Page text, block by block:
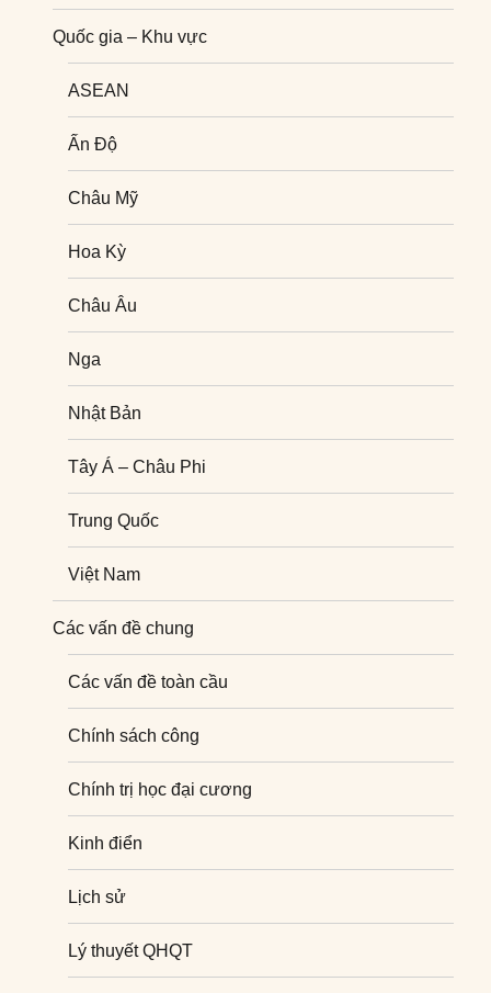
Nghiên cứu quốc tế
Quốc gia – Khu vực
ASEAN
Ấn Độ
Châu Mỹ
Hoa Kỳ
Châu Âu
Nga
Nhật Bản
Tây Á – Châu Phi
Trung Quốc
Việt Nam
Các vấn đề chung
Các vấn đề toàn cầu
Chính sách công
Chính trị học đại cương
Kinh điển
Lịch sử
Lý thuyết QHQT